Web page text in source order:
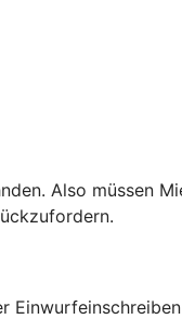
Also müssen